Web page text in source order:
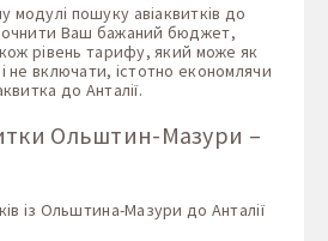
пошуку авіаквитків до
Ваш бажаний бюджет,
рівень тарифу, який може як
не включати, істотно економлячи
до Анталії.
Ольштин-Мазури –
із Ольштина-Мазури до Анталії